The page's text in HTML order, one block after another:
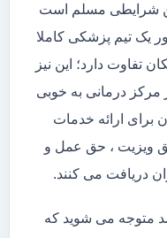
شرایطی مسلم است
یک تیم پزشکی کاملا
تفاوت دارد؛ این نیز
درمانی به خوبی
برای ارائه خدمات
ویزیت ، حق عمل و
دریافت می کنند.
متوجه می شوید که